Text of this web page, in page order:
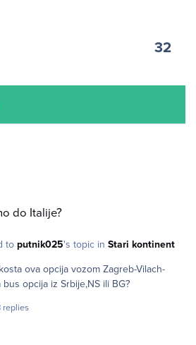
32
do Italije?
to putnik025's topic in Stari kontinent
ova opcija vozom Zagreb-Vilach-
bus opcija iz Srbije,NS ili BG?
replies